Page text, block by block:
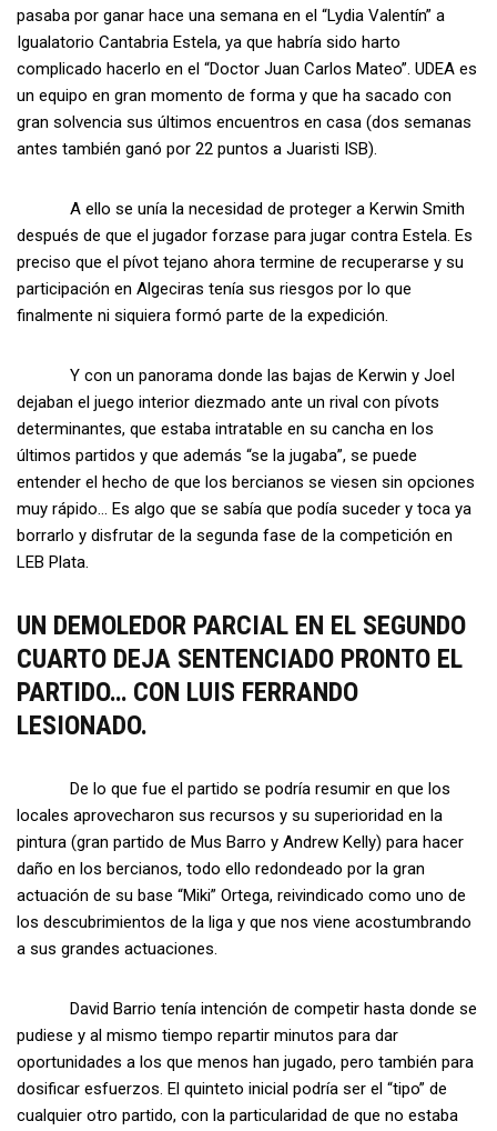
pasaba por ganar hace una semana en el “Lydia Valentín” a
Igualatorio Cantabria Estela, ya que habría sido harto
complicado hacerlo en el “Doctor Juan Carlos Mateo”. UDEA es
un equipo en gran momento de forma y que ha sacado con
gran solvencia sus últimos encuentros en casa (dos semanas
antes también ganó por 22 puntos a Juaristi ISB).
A ello se unía la necesidad de proteger a Kerwin Smith
después de que el jugador forzase para jugar contra Estela. Es
preciso que el pívot tejano ahora termine de recuperarse y su
participación en Algeciras tenía sus riesgos por lo que
finalmente ni siquiera formó parte de la expedición.
Y con un panorama donde las bajas de Kerwin y Joel
dejaban el juego interior diezmado ante un rival con pívots
determinantes, que estaba intratable en su cancha en los
últimos partidos y que además “se la jugaba”, se puede
entender el hecho de que los bercianos se viesen sin opciones
muy rápido… Es algo que se sabía que podía suceder y toca ya
borrarlo y disfrutar de la segunda fase de la competición en
LEB Plata.
UN DEMOLEDOR PARCIAL EN EL SEGUNDO
CUARTO DEJA SENTENCIADO PRONTO EL
PARTIDO… CON LUIS FERRANDO
LESIONADO.
De lo que fue el partido se podría resumir en que los
locales aprovecharon sus recursos y su superioridad en la
pintura (gran partido de Mus Barro y Andrew Kelly) para hacer
daño en los bercianos, todo ello redondeado por la gran
actuación de su base “Miki” Ortega, reivindicado como uno de
los descubrimientos de la liga y que nos viene acostumbrando
a sus grandes actuaciones.
David Barrio tenía intención de competir hasta donde se
pudiese y al mismo tiempo repartir minutos para dar
oportunidades a los que menos han jugado, pero también para
dosificar esfuerzos. El quinteto inicial podría ser el “tipo” de
cualquier otro partido, con la particularidad de que no estaba